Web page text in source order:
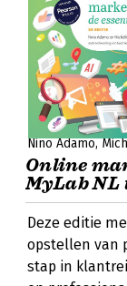
Nino Adamo
Online
MyLab NL
Deze editie
opstellen van
stap in